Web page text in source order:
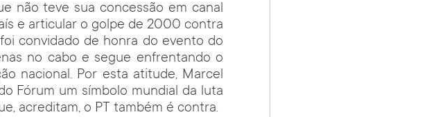
não teve sua concessão em canal
e articular o golpe de 2000 contra
convidado de honra do evento do
no cabo e segue enfrentando o
nacional. Por esta atitude, Marcel
Fórum um símbolo mundial da luta
acreditam, o PT também é contra.